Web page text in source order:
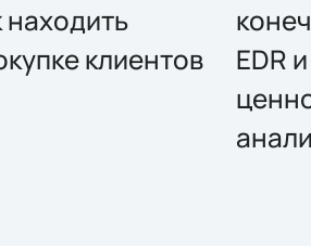
клиентов
EDR